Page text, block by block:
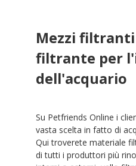
Mezzi
filtrante per
dell'acquario
Su Petfriends Online i
vasta scelta in fatto di
Qui troverete materiale
di tutti i produttori più